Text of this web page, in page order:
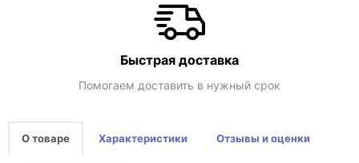
Быстрая доставка
Помогаем доставить в нужный срок
О товаре Характеристики Отзывы и оценки